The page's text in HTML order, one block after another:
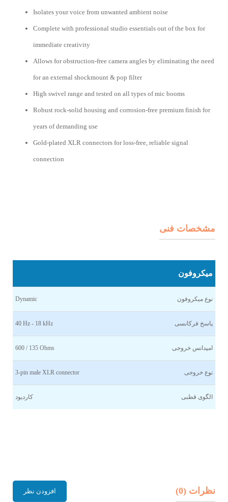
Isolates your voice from unwanted ambient noise
Complete with professional studio essentials out of the box for
immediate creativity
Allows for obstruction-free camera angles by eliminating the need
for an external shockmount & pop filter
High swivel range and tested on all types of mic booms
Robust rock-solid housing and corrosion-free premium finish for
years of demanding use
Gold-plated XLR connectors for loss-free, reliable signal
connection
مشخصات فنی
میکروفون
نوع میکروفون Dynamic
پاسخ فرکانسی 40 Hz - 18 kHz
امپدانس خروجی 600 / 135 Ohms
نوع خروجی 3-pin male XLR connector
الگوی قطبی کاردیود
نظرات (0) افزودن نظر